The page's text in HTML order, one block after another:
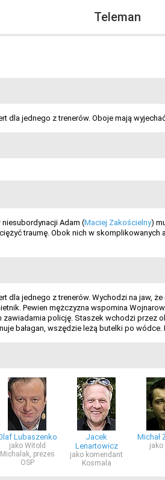
Teleman
dla jednego z trenerów. Oboje mają
Adam (Maciej Zakościelny)
traumę. Obok nich w
dla jednego z trenerów. Wychodzi na jaw,
Pewien mężczyzna wspomina
policję. Staszek wchodzi przez
bałagan, wszędzie leżą butelki po
Lubaszenko
jako Witold
Michalak, prezes
OSP
Jacek
Lenartowicz
jako komendant
Kosmala
Michał
jako